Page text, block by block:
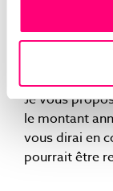
Vous sentez-
Avez-vous
Je vous
le montant
vous dirai en
pourrait être